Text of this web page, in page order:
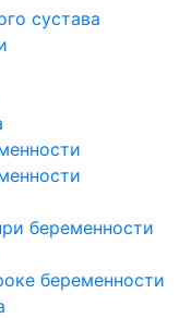
сустава
беременности
беременности